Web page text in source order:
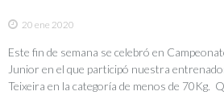
20 ene 2020
Este fin de semana se celebró en
Junior en el que participó nuestra
Teixeira en la categoría de menos de 70Kg.